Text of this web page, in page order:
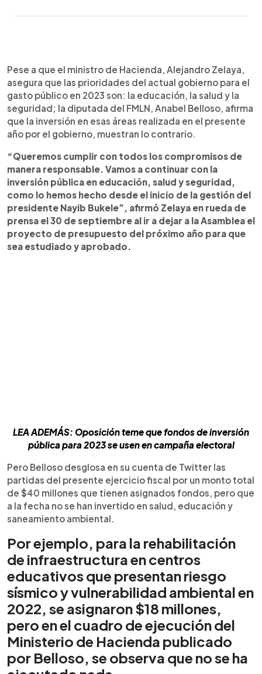
Escuchar artículo
Pese a que el ministro de Hacienda, Alejandro Zelaya,
asegura que las prioridades del actual gobierno para el
gasto público en 2023 son: la educación, la salud y la
seguridad; la diputada del FMLN, Anabel Belloso, afirma
que la inversión en esas áreas realizada en el presente
año por el gobierno, muestran lo contrario.
“Queremos cumplir con todos los compromisos de
manera responsable. Vamos a continuar con la
inversión pública en educación, salud y seguridad,
como lo hemos hecho desde el inicio de la gestión del
presidente Nayib Bukele”, afirmó Zelaya en rueda de
prensa el 30 de septiembre al ir a dejar a la Asamblea el
proyecto de presupuesto del próximo año para que
sea estudiado y aprobado.
LEA ADEMÁS: Oposición teme que fondos de inversión
pública para 2023 se usen en campaña electoral
Pero Belloso desglosa en su cuenta de Twitter las
partidas del presente ejercicio fiscal por un monto total
de $40 millones que tienen asignados fondos, pero que
a la fecha no se han invertido en salud, educación y
saneamiento ambiental.
Por ejemplo, para la rehabilitación
de infraestructura en centros
educativos que presentan riesgo
sísmico y vulnerabilidad ambiental en
2022, se asignaron $18 millones,
pero en el cuadro de ejecución del
Ministerio de Hacienda publicado
por Belloso, se observa que no se ha